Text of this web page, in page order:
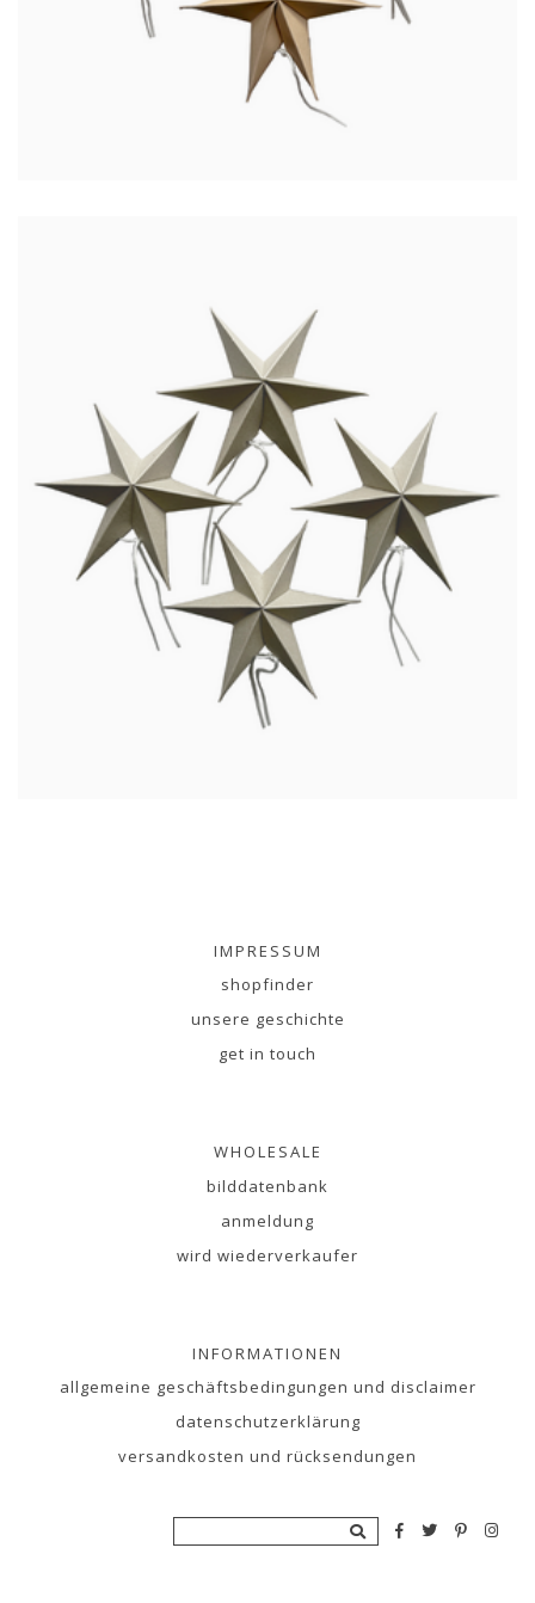
IMPRESSUM
shopfinder
unsere geschichte
get in touch
WHOLESALE
bilddatenbank
anmeldung
wird wiederverkaufer
INFORMATIONEN
allgemeine geschäftsbedingungen und disclaimer
datenschutzerklärung
versandkosten und rücksendungen